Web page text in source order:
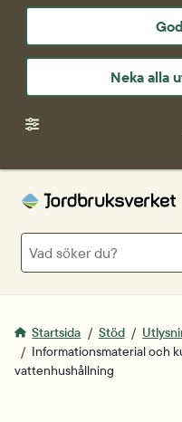
Neka alla
Sök
Startsida Stöd
Informationsmaterial och
vattenhushållning